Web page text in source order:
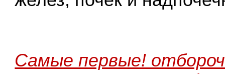
Самые первые!